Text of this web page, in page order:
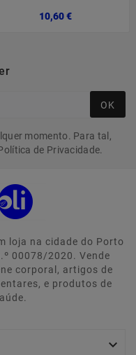
10,60 €Preço
OK
momento. Para tal,
de Privacidade.
loja na cidade do Porto
00078/2020. Vende
corporal, artigos de
e produtos de
